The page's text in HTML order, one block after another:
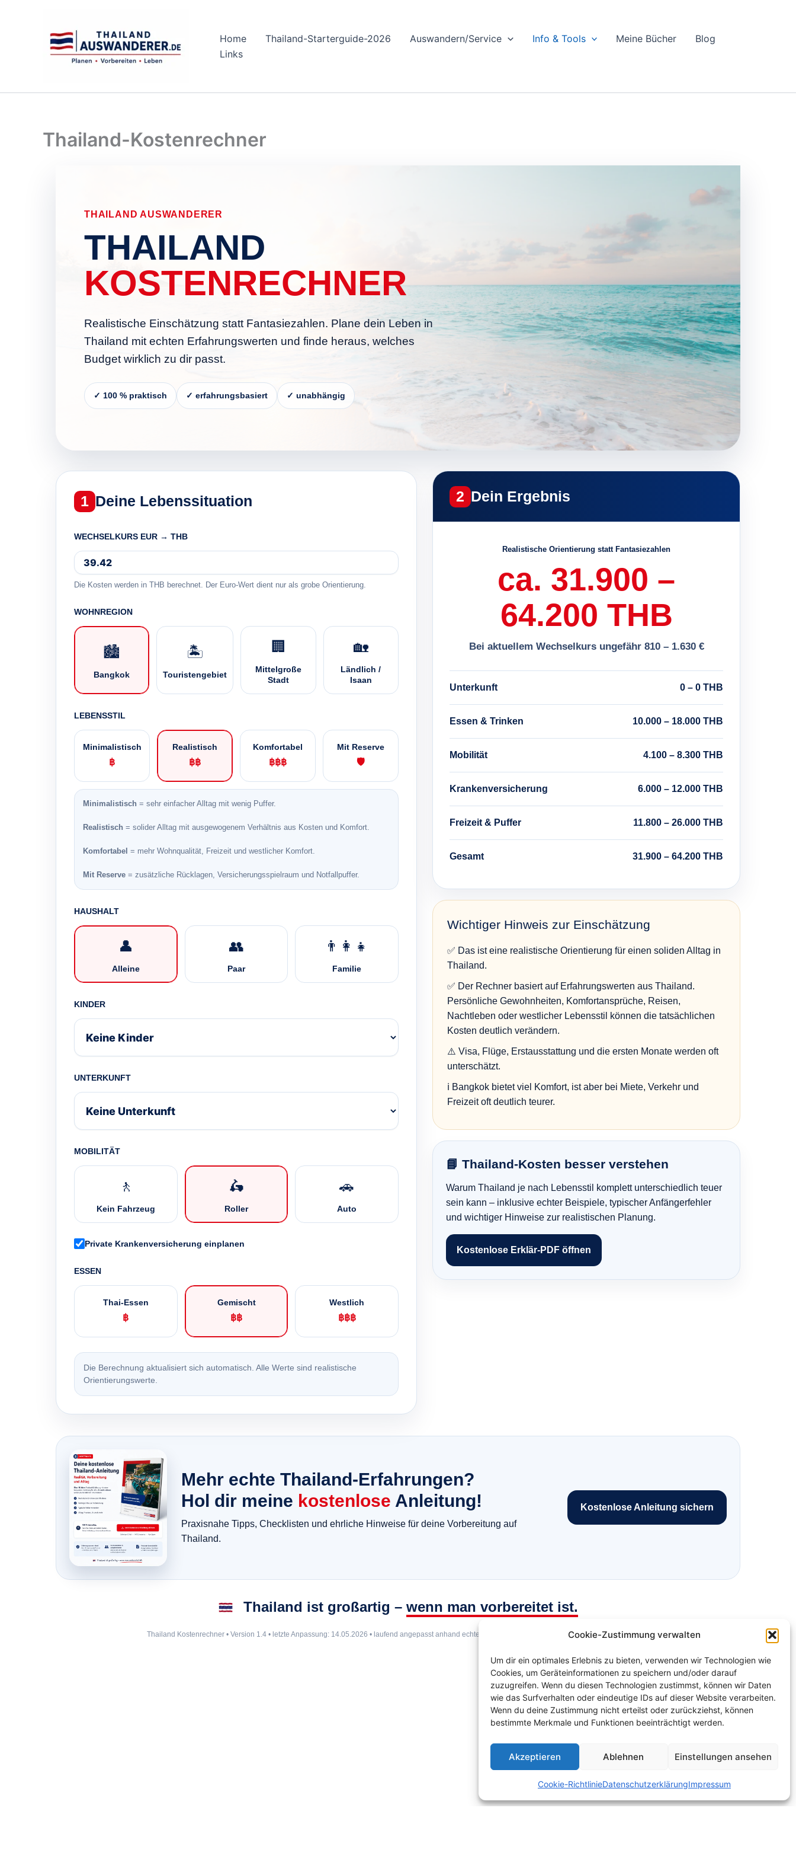
Cookie-Zustimmung verwalten
Um dir ein optimales Erlebnis zu bieten, verwenden wir Technologien wie
Cookies, um Geräteinformationen zu speichern und/oder darauf
zuzugreifen. Wenn du diesen Technologien zustimmst, können wir Daten
wie das Surfverhalten oder eindeutige IDs auf dieser Website verarbeiten.
Wenn du deine Zustimmung nicht erteilst oder zurückziehst, können
bestimmte Merkmale und Funktionen beeinträchtigt werden.
Akzeptieren Ablehnen Einstellungen ansehen
Cookie-RichtlinieDatenschutzerklärungImpressum
Home Thailand-Starterguide-2026 Auswandern/Service Info & Tools Meine Bücher
Blog
Links
Thailand-Kostenrechner
THAILAND AUSWANDERER
THAILAND
KOSTENRECHNER
Realistische Einschätzung statt Fantasiezahlen. Plane dein Leben in
Thailand mit echten Erfahrungswerten und finde heraus, welches
Budget wirklich zu dir passt.
✓ 100 % praktisch ✓ erfahrungsbasiert ✓ unabhängig
1 Deine Lebenssituation
WECHSELKURS EUR → THB
Die Kosten werden in THB berechnet. Der Euro-Wert dient nur als grobe Orientierung.
WOHNREGION
🏙️
Bangkok
🏝️
Touristengebiet
🏢
Mittelgroße
Stadt
🏡
Ländlich /
Isaan
LEBENSSTIL
Minimalistisch
฿
Realistisch
฿฿
Komfortabel
฿฿฿
Mit Reserve
🛡️
Minimalistisch = sehr einfacher Alltag mit wenig Puffer.
Realistisch = solider Alltag mit ausgewogenem Verhältnis aus Kosten und Komfort.
Komfortabel = mehr Wohnqualität, Freizeit und westlicher Komfort.
Mit Reserve = zusätzliche Rücklagen, Versicherungsspielraum und Notfallpuffer.
HAUSHALT
👤
Alleine
👥
Paar
👨‍👩‍👧
Familie
KINDER
UNTERKUNFT
MOBILITÄT
🚶
Kein Fahrzeug
🛵
Roller
🚗
Auto
Private Krankenversicherung einplanen
ESSEN
Thai-Essen
฿
Gemischt
฿฿
Westlich
฿฿฿
Die Berechnung aktualisiert sich automatisch. Alle Werte sind realistische
Orientierungswerte.
2 Dein Ergebnis
Realistische Orientierung statt Fantasiezahlen
ca. 31.900 –
64.200 THB
Bei aktuellem Wechselkurs ungefähr 810 – 1.630 €
Unterkunft 0 – 0 THB
Essen & Trinken 10.000 – 18.000 THB
Mobilität 4.100 – 8.300 THB
Krankenversicherung 6.000 – 12.000 THB
Freizeit & Puffer 11.800 – 26.000 THB
Gesamt 31.900 – 64.200 THB
Wichtiger Hinweis zur Einschätzung
✅ Das ist eine realistische Orientierung für einen soliden Alltag in
Thailand.
✅ Der Rechner basiert auf Erfahrungswerten aus Thailand.
Persönliche Gewohnheiten, Komfortansprüche, Reisen,
Nachtleben oder westlicher Lebensstil können die tatsächlichen
Kosten deutlich verändern.
⚠️ Visa, Flüge, Erstausstattung und die ersten Monate werden oft
unterschätzt.
ℹ️ Bangkok bietet viel Komfort, ist aber bei Miete, Verkehr und
Freizeit oft deutlich teurer.
📘 Thailand-Kosten besser verstehen
Warum Thailand je nach Lebensstil komplett unterschiedlich teuer
sein kann – inklusive echter Beispiele, typischer Anfängerfehler
und wichtiger Hinweise zur realistischen Planung.
Kostenlose Erklär-PDF öffnen
Mehr echte Thailand-Erfahrungen?
Hol dir meine kostenlose Anleitung!
Praxisnahe Tipps, Checklisten und ehrliche Hinweise für deine Vorbereitung auf
Thailand.
Kostenlose Anleitung sichern
Thailand ist großartig – wenn man vorbereitet ist.
Thailand Kostenrechner • Version 1.4 • letzte Anpassung: 14.05.2026 • laufend angepasst anhand echter Erfahrungswerte und konstruktiver Rückmeldungen